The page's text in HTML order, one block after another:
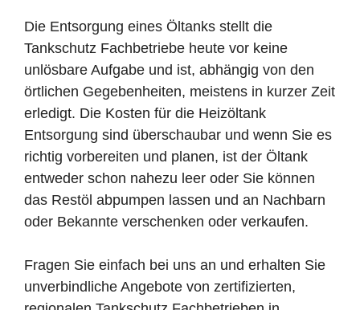
Die Entsorgung eines Öltanks stellt die
Tankschutz Fachbetriebe heute vor keine
unlösbare Aufgabe und ist, abhängig von den
örtlichen Gegebenheiten, meistens in kurzer Zeit
erledigt. Die Kosten für die Heizöltank
Entsorgung sind überschaubar und wenn Sie es
richtig vorbereiten und planen, ist der Öltank
entweder schon nahezu leer oder Sie können
das Restöl abpumpen lassen und an Nachbarn
oder Bekannte verschenken oder verkaufen.
Fragen Sie einfach bei uns an und erhalten Sie
unverbindliche Angebote von zertifizierten,